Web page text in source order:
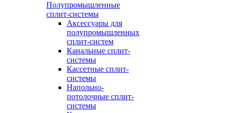
Полупромышленные
сплит-системы
Аксессуары для
полупромышленных
сплит-систем
Канальные сплит-
системы
Кассетные сплит-
системы
Напольно-
потолочные сплит-
системы